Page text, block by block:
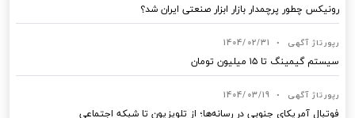
رونیکس چطور پرچمدار بازار ابزار صنعتی ایران شد؟
رپورتاژ آگهی •
1404/02/31
سیستم گیمینگ تا ۱۵ میلیون تومان
رپورتاژ آگهی •
1404/03/19
فوتبال آمریکای جنوبی در رسانه‌ها؛ از تلویزیون تا شبکه اجتماعی